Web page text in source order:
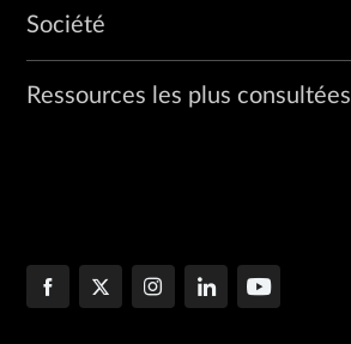
Société
Ressources les plus consultées